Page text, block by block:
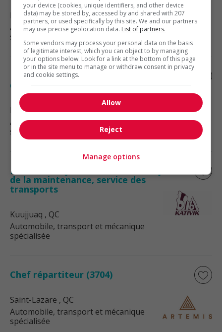
Kuujjuaq, QC
Automobile, transport et mécanique
spécialisée
Directeur adjoint ou directrice adjointe
des opérations, service des transports
Kuujjuaq, QC
Automobile, transport et mécanique
spécialisée
Directeur adjoint ou directrice adjointe
de la maintenance, service des
transports
Kuujjuaq , QC
Automobile, transport et mécanique
spécialisée
Chef répartiteur (3704)
Saint-Lazare , QC
Automobile, transport et mécanique
spécialisée
your device (cookies, unique identifiers, and other device
data) may be stored by, accessed by and shared with 207
partners, or used specifically by this site. We and our partners
may use precise geolocation data. List of partners.
Some vendors may process your personal data on the basis
of legitimate interest, which you can object to by managing
your options below. Look for a link at the bottom of this page
or in the site menu to manage or withdraw consent in privacy
and cookie settings.
Allow
Reject
Manage options